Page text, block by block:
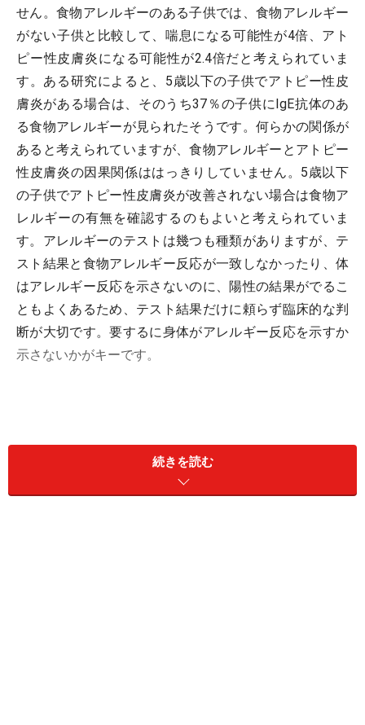
せん。食物アレルギーのある子供では、食物アレルギー
がない子供と比較して、喘息になる可能性が4倍、アト
ピー性皮膚炎になる可能性が2.4倍だと考えられていま
す。ある研究によると、5歳以下の子供でアトピー性皮
膚炎がある場合は、そのうち37％の子供にIgE抗体のあ
る食物アレルギーが見られたそうです。何らかの関係が
あると考えられていますが、食物アレルギーとアトピー
性皮膚炎の因果関係ははっきりしていません。5歳以下
の子供でアトピー性皮膚炎が改善されない場合は食物ア
レルギーの有無を確認するのもよいと考えられていま
す。アレルギーのテストは幾つも種類がありますが、テ
スト結果と食物アレルギー反応が一致しなかったり、体
はアレルギー反応を示さないのに、陽性の結果がでるこ
ともよくあるため、テスト結果だけに頼らず臨床的な判
断が大切です。要するに身体がアレルギー反応を示すか
示さないかがキーです。
続きを読む